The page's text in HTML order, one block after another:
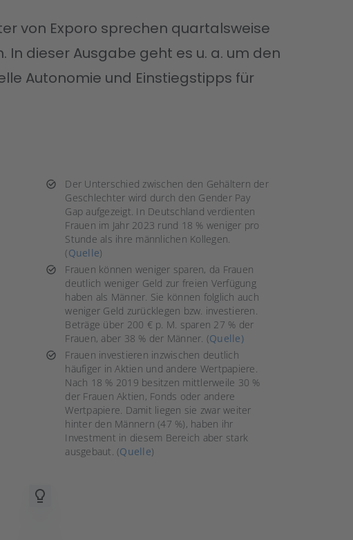
von Exporo sprechen quartalsweise
In dieser Ausgabe geht es u. a. um den
Autonomie und Einstiegstipps für
Der Unterschied zwischen den Gehältern der
Geschlechter wird durch den Gender Pay
Gap aufgezeigt. In Deutschland verdienten
Frauen im Jahr 2023 rund 18 % weniger pro
Stunde als ihre männlichen Kollegen.
(Quelle)
Frauen können weniger sparen, da Frauen
deutlich weniger Geld zur freien Verfügung
haben als Männer. Sie können folglich auch
weniger Geld zurücklegen bzw. investieren.
Beträge über 200 € p. M. sparen 27 % der
Frauen, aber 38 % der Männer. (Quelle)
Frauen investieren inzwischen deutlich
häufiger in Aktien und andere Wertpapiere.
Nach 18 % 2019 besitzen mittlerweile 30 %
der Frauen Aktien, Fonds oder andere
Wertpapiere. Damit liegen sie zwar weiter
hinter den Männern (47 %), haben ihr
Investment in diesem Bereich aber stark
ausgebaut. (Quelle)